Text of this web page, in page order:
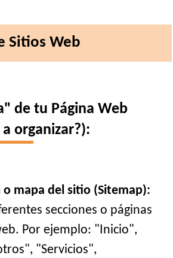
Sitios Web
de tu Página Web
organizar?):
o mapa del sitio (Sitemap):
secciones o páginas
Por ejemplo: "Inicio",
"Servicios",